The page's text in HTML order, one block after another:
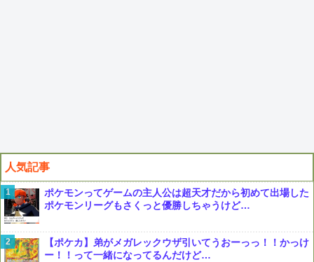
人気記事
ポケモンってゲームの主人公は超天才だから初めて出場した
ポケモンリーグもさくっと優勝しちゃうけど…
【ポケカ】弟がメガレックウザ引いてうおーっっ！！かっけ
ー！！って一緒になってるんだけど…